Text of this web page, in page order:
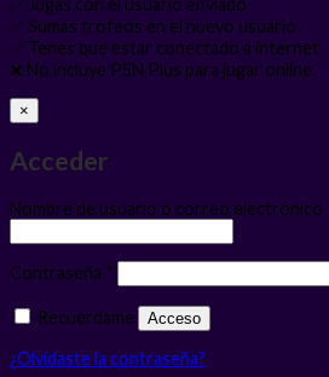
✅ Sumas trofeos en el nuevo usuario
✅ Tenes que estar conectado a internet
❌ No incluye PSN Plus para jugar online
×
Acceder
Nombre de usuario o correo electrónico
Contraseña *
Recuérdame Acceso
¿Olvidaste la contraseña?